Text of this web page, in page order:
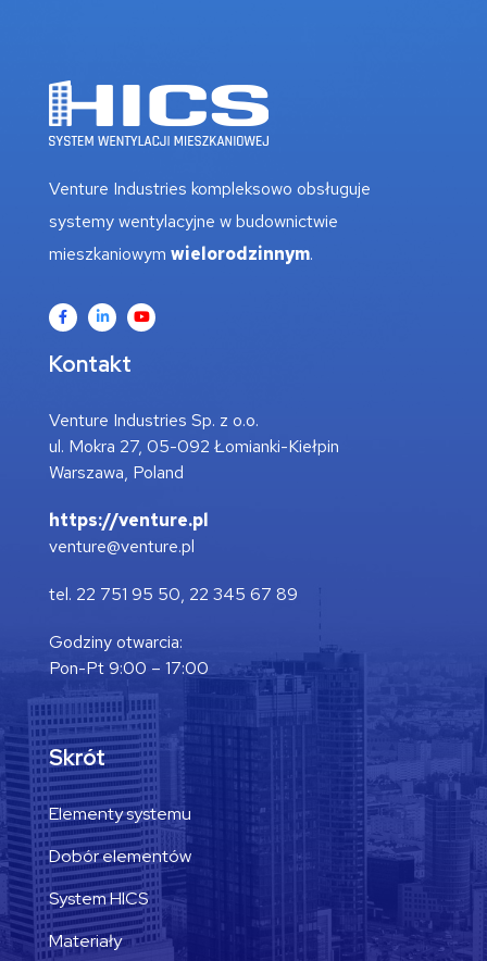
Venture Industries kompleksowo obsługuje
systemy wentylacyjne w budownictwie
mieszkaniowym wielorodzinnym.
Kontakt
Venture Industries Sp. z o.o.
ul. Mokra 27, 05-092 Łomianki-Kiełpin
Warszawa, Poland
https://venture.pl
venture@venture.pl
tel. 22 751 95 50, 22 345 67 89
Godziny otwarcia:
Pon-Pt 9:00 – 17:00
Skrót
Elementy systemu
Dobór elementów
System HICS
Materiały